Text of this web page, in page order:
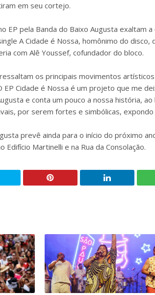
em seu cortejo.
EP pela Banda do Baixo Augusta exaltam
A Cidade é Nossa, homônimo do
com Alê Youssef, cofundador do bloco.
os principais movimentos
EP Cidade é Nossa é um projeto que me
e conta um pouco a nossa história,
por serem fortes e simbólicas, expondo
prevê ainda para o início do próximo
Edifício Martinelli e na Rua da Consolação.